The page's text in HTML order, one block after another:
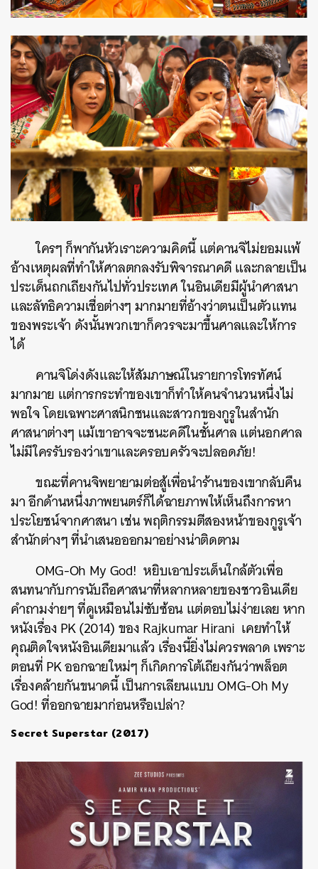
ใครๆ ก็พากันหัวเราะความคิดนี้ แต่คานจิไม่ยอมแพ้
อ้างเหตุผลที่ทำให้ศาลตกลงรับพิจารณาคดี และกลายเป็น
ประเด็นถกเถียงกันไปทั่วประเทศ ในอินเดียมีผู้นำศาสนา
และลัทธิความเชื่อต่างๆ มากมายที่อ้างว่าตนเป็นตัวแทน
ของพระเจ้า ดังนั้นพวกเขาก็ควรจะมาขึ้นศาลและให้การ
ได้
คานจิโด่งดังและให้สัมภาษณ์ในรายการโทรทัศน์
มากมาย แต่การกระทำของเขาก็ทำให้คนจำนวนหนึ่งไม่
พอใจ โดยเฉพาะศาสนิกชนและสาวกของกูรูในสำนัก
ศาสนาต่างๆ แม้เขาอาจจะชนะคดีในชั้นศาล แต่นอกศาล
ไม่มีใครรับรองว่าเขาและครอบครัวจะปลอดภัย!
ขณะที่คานจิพยายามต่อสู้เพื่อนำร้านของเขากลับคืน
มา อีกด้านหนึ่งภาพยนตร์ก็ได้ฉายภาพให้เห็นถึงการหา
ประโยชน์จากศาสนา เช่น พฤติกรรมตีสองหน้าของกูรูเจ้า
สำนักต่างๆ ที่นำเสนอออกมาอย่างน่าติดตาม
OMG-Oh My God! หยิบเอาประเด็นใกล้ตัวเพื่อ
สนทนากับการนับถือศาสนาที่หลากหลายของชาวอินเดีย
คำถามง่ายๆ ที่ดูเหมือนไม่ซับซ้อน แต่ตอบไม่ง่ายเลย หาก
หนังเรื่อง PK (2014) ของ Rajkumar Hirani เคยทำให้
คุณติดใจหนังอินเดียมาแล้ว เรื่องนี้ยิ่งไม่ควรพลาด เพราะ
ตอนที่ PK ออกฉายใหม่ๆ ก็เกิดการโต้เถียงกันว่าพล็อต
เรื่องคล้ายกันขนาดนี้ เป็นการเลียนแบบ OMG-Oh My
God! ที่ออกฉายมาก่อนหรือเปล่า?
Secret Superstar (2017)